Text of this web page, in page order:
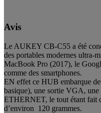
Avis
Le AUKEY CB-C55 a été
des portables modernes ultra-
MacBook Pro (2017), le
comme des smartphones.
EN effet ce HUB embarque
basique), une sortie VGA,
ETHERNET, le tout étant fait
d’environ 120 grammes.